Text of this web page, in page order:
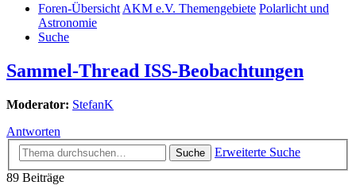
Foren-Übersicht AKM e.V. Themengebiete Polarlicht und
Astronomie
Suche
Sammel-Thread ISS-Beobachtungen
Moderator: StefanK
Antworten
Suche
Erweiterte Suche
89 Beiträge